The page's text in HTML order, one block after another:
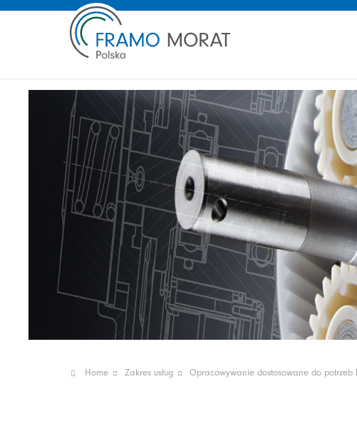
Home Zakres usług Opracowywanie dostosowane do potrzeb